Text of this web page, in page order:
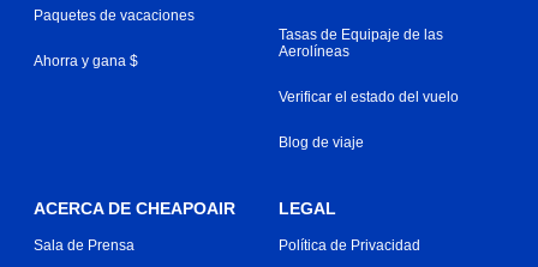
Paquetes de vacaciones
Ahorra y gana $
Tasas de Equipaje de las
Aerolíneas
Verificar el estado del vuelo
Blog de viaje
ACERCA DE CHEAPOAIR
Sala de Prensa
LEGAL
Política de Privacidad